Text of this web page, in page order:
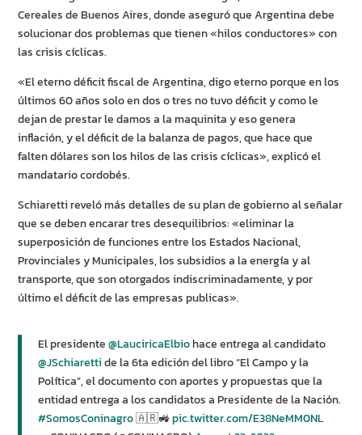
Cereales de Buenos Aires, donde aseguró que Argentina debe
solucionar dos problemas que tienen «hilos conductores» con
las crisis cíclicas.
«El eterno déficit fiscal de Argentina, digo eterno porque en los
últimos 60 años solo en dos o tres no tuvo déficit y como le
dejan de prestar le damos a la maquinita y eso genera
inflación, y el déficit de la balanza de pagos, que hace que
falten dólares son los hilos de las crisis cíclicas», explicó el
mandatario cordobés.
Schiaretti reveló más detalles de su plan de gobierno al señalar
que se deben encarar tres desequilibrios: «eliminar la
superposición de funciones entre los Estados Nacional,
Provinciales y Municipales, los subsidios a la energía y al
transporte, que son otorgados indiscriminadamente, y por
último el déficit de las empresas publicas».
El presidente@LauciricaElbiohace entrega al candidato
@JSchiarettide la 6ta edición del libro “El Campo y la
Política”, el documento con aportes y propuestas que la
entidad entrega a los candidatos a Presidente de la Nación.
#SomosConinagro🇦🇷🚜pic.twitter.com/E38NeMM0NL